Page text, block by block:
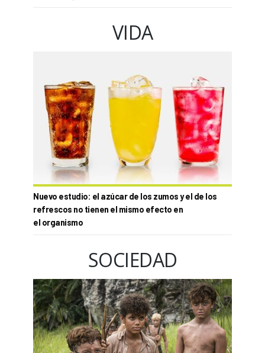
VIDA
Nuevo estudio: el azúcar de los zumos y el de los
refrescos no tienen el mismo efecto en
el organismo
SOCIEDAD